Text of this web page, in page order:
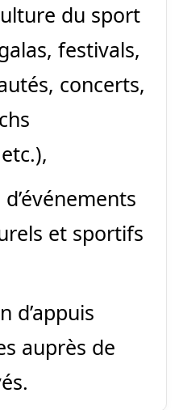
du sport
festivals,
, concerts,
,
et sportifs
d’appuis
auprès de